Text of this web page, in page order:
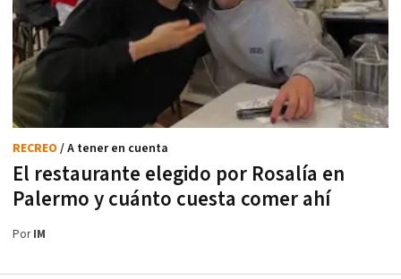
El restaurante elegido por Rosalía en
Palermo y cuánto cuesta comer ahí
RECREO / A tener en cuenta
PorIM